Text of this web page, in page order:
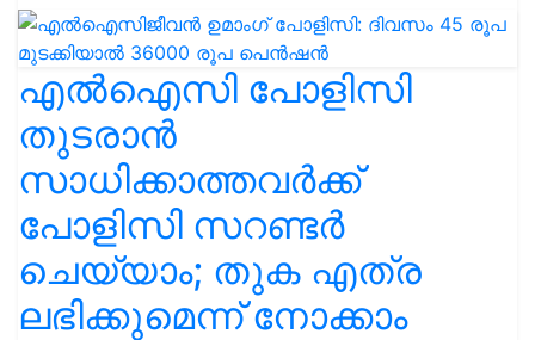
എൽഐസി പോളിസി
തുടരാൻ
സാധിക്കാത്തവർക്ക്
പോളിസി സറണ്ടർ
ചെയ്യാം; തുക എത്ര
ലഭിക്കുമെന്ന് നോക്കാം